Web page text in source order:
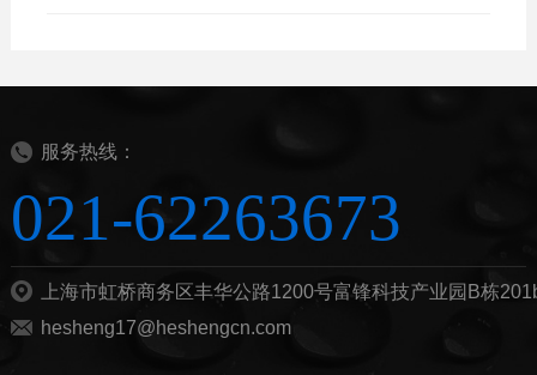
服务热线：
021-62263673
上海市虹桥商务区丰华公路1200号富锋科技产业园B栋
hesheng17@heshengcn.com